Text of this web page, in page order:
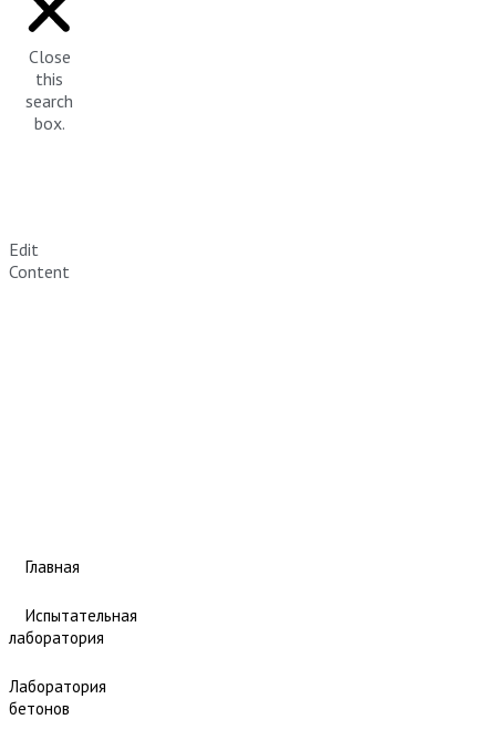
Close
this
search
box.
Edit
Content
Главная
Испытательная
лаборатория
Лаборатория
бетонов